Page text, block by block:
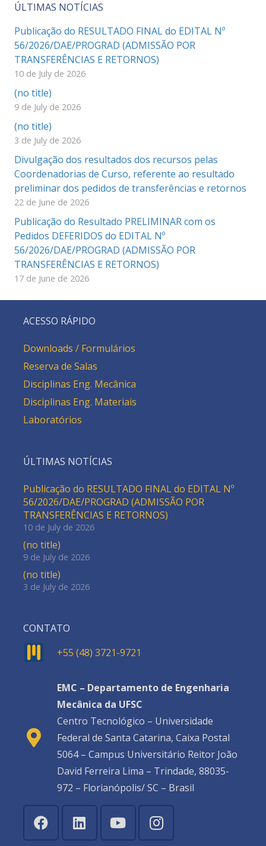
ÚLTIMAS NOTÍCIAS
Publicação do RESULTADO FINAL do EDITAL Nº
56/2026/DAE/PROGRAD (ADMISSÃO POR
TRANSFERÊNCIAS E RETORNOS)
10 de July de 2026
(no title)
9 de July de 2026
(no title)
3 de July de 2026
Divulgação dos resultados dos recursos pelas
Coordenadorias de Curso, referente ao resultado
preliminar dos pedidos de transferências e retornos
22 de June de 2026
Publicação do Resultado PRELIMINAR com os
Pedidos DEFERIDOS do EDITAL Nº
56/2026/DAE/PROGRAD (ADMISSÃO POR
TRANSFERÊNCIAS E RETORNOS)
17 de June de 2026
ACESSO RÁPIDO
Downloads / Formulários
Reserva de Salas
Disciplinas Eng. Mecânica
Disciplinas Eng. Materiais
Laboratórios
ÚLTIMAS NOTÍCIAS
Publicação do RESULTADO FINAL do EDITAL Nº
56/2026/DAE/PROGRAD (ADMISSÃO POR
TRANSFERÊNCIAS E RETORNOS)
10 de July de 2026
(no title)
9 de July de 2026
(no title)
3 de July de 2026
CONTATO
+55 (48) 3721-9721
EMC – Departamento de Engenharia
Mecânica da UFSC
Centro Tecnológico – Universidade
Federal de Santa Catarina, Caixa Postal
5064 – Campus Universitário Reitor João
David Ferreira Lima – Trindade, 88035-
972 – Florianópolis/ SC – Brasil